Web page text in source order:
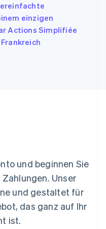
einzigen
Actions Simplifiée
und beginnen Sie
Unser
und gestaltet für
das ganz auf Ihr
ist.